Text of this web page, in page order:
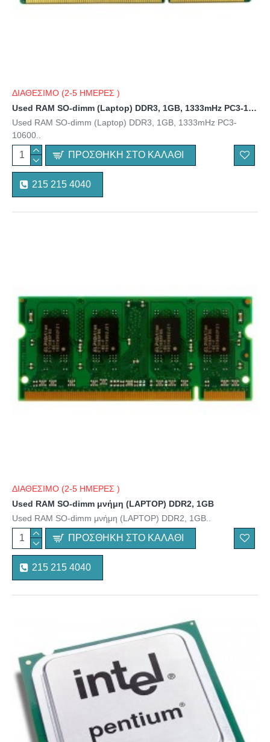
ΔΙΑΘΕΣΙΜΟ (2-5 ΗΜΕΡΕΣ )
Used RAM SO-dimm (Laptop) DDR3, 1GB, 1333mHz PC3-10600
Used RAM SO-dimm (Laptop) DDR3, 1GB, 1333mHz PC3-
10600..
ΠΡΟΣΘΉΚΗ ΣΤΟ ΚΑΛΆΘΙ
215 215 4040
ΔΙΑΘΕΣΙΜΟ (2-5 ΗΜΕΡΕΣ )
Used RAM SO-dimm μνήμη (LAPTOP) DDR2, 1GB
Used RAM SO-dimm μνήμη (LAPTOP) DDR2, 1GB..
ΠΡΟΣΘΉΚΗ ΣΤΟ ΚΑΛΆΘΙ
215 215 4040